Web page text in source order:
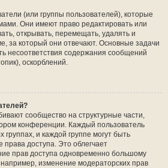
(или группы пользователей), которые
Они имеют право редактировать или
открывать, перемещать, удалять и
за который они отвечают. Основные задачи
несоответствия содержания сообщений
оскорблений.
сообщество на структурные части,
конференции. Каждый пользователь
группах, и каждой группе могут быть
доступа. Это облегчает
прав доступа одновременно большому
например, изменение модераторских прав